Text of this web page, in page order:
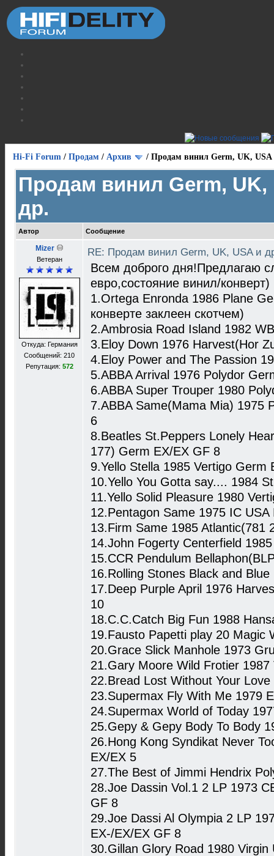
Hi-Fi Forum / Продам / Архив / Продам винил Germ, UK, USA
Продам винил Germ, UK,
др.
Автор Сообщение
Mizer
Ветеран
Откуда: Германия
Сообщений: 210
Репутация: 572
RE: Продам винил Germ, UK, USA и
Всем доброго дня!Предлагаю
евро,состояние винил/конверт)
1.Ortega Enronda 1986 Plane
конверте заклеен скотчем)
2.Ambrosia Road Island 1982
3.Eloy Down 1976 Harvest(Hor
4.Eloy Power and The Passion
5.ABBA Arrival 1976 Polydor
6.ABBA Super Trouper 1980
7.ABBA Same(Mama Mia) 1975
6
8.Beatles St.Peppers Lonely
177) Germ EX/EX GF 8
9.Yello Stella 1985 Vertigo Germ
10.Yello You Gotta say.... 1984
11.Yello Solid Pleasure 1980
12.Pentagon Same 1975 IC USA
13.Firm Same 1985 Atlantic(781
14.John Fogerty Centerfield
15.CCR Pendulum
16.Rolling Stones Black and
17.Deep Purple April 1976
10
18.C.C.Catch Big Fun 1988
19.Fausto Papetti play 20 Magic
20.Grace Slick Manhole 1973
21.Gary Moore Wild Frotier
22.Bread Lost Without Your
23.Supermax Fly With Me 1979
24.Supermax World of Today
25.Gepy & Gepy Body To Body
26.Hong Kong Syndikat Never
EX/EX 5
27.The Best of Jimmi Hendrix
28.Joe Dassin Vol.1 2 LP 1973
GF 8
29.Joe Dassi Al Olympia 2 LP
EX-/EX/EX GF 8
30.Gillan Glory Road 1980 Virgin